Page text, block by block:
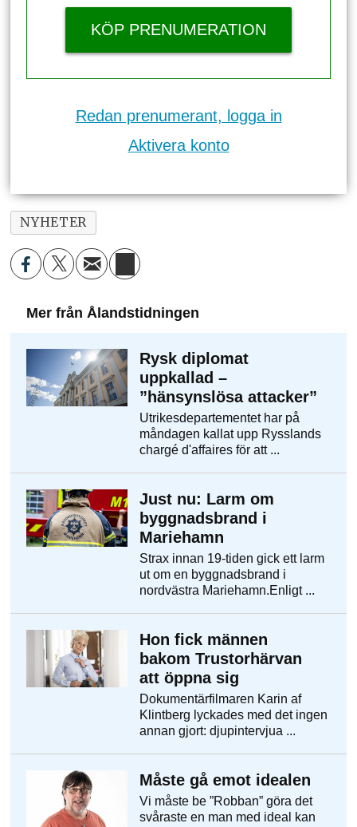
KÖP PRENUMERATION
Redan prenumerant, logga in
Aktivera konto
NYHETER